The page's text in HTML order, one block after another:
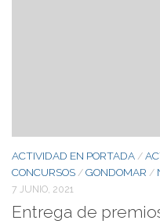
ACTIVIDAD EN PORTADA /
CONCURSOS / GONDOMAR /
7 JUNIO, 2021
Entrega de